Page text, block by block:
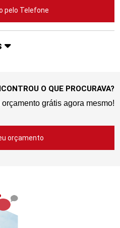
pelo Telefone
O QUE PROCURAVA?
orçamento grátis agora mesmo!
orçamento